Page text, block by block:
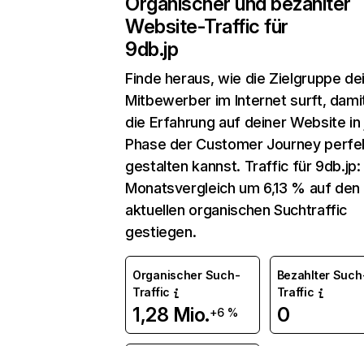
Website-Traffic für
9db.jp
Finde heraus, wie die Zielgruppe
Mitbewerber im Internet surft,
die Erfahrung auf deiner Website
Phase der Customer Journey
gestalten kannst. Traffic für 9db.jp:
Monatsvergleich um 6,13 % auf den
aktuellen organischen Suchtraffic
gestiegen.
Organischer Such-
Traffic
1,28 Mio.+6 %
Bezahlter
Traffic
0